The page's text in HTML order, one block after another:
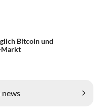
Bitcoin und
Markt